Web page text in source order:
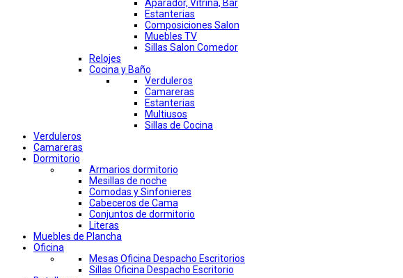
Aparador, Vitrina, Bar
Estanterias
Composiciones Salon
Muebles TV
Sillas Salon Comedor
Relojes
Cocina y Baño
Verduleros
Camareras
Estanterias
Multiusos
Sillas de Cocina
Verduleros
Camareras
Dormitorio
Armarios dormitorio
Mesillas de noche
Comodas y Sinfonieres
Cabeceros de Cama
Conjuntos de dormitorio
Literas
Muebles de Plancha
Oficina
Mesas Oficina Despacho Escritorios
Sillas Oficina Despacho Escritorio